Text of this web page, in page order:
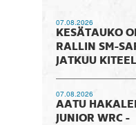
07.08.2026
KESÄTAUKO
RALLIN SM-
JATKUU
07.08.2026
AATU
JUNIOR WRC -